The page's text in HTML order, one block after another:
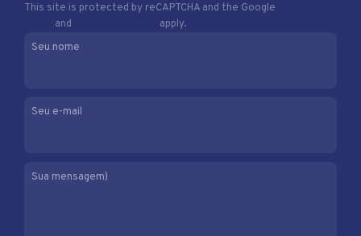
This site is protected by reCAPTCHA and the Google
and
apply.
Seu nome
Seu e-mail
Sua mensagem)